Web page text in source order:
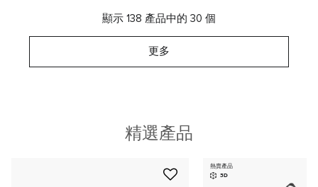
顯示 138 產品中的 30 個
更多
精選產品
熱賣產品
3D